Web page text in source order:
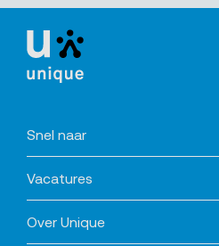
Snel naar
Vacatures
Over Unique